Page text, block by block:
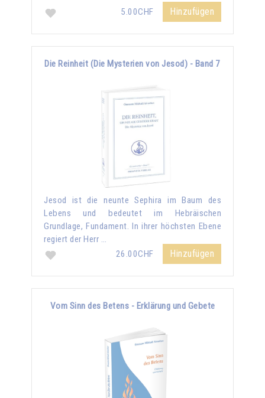
5.00CHF Hinzufügen
Die Reinheit (Die Mysterien von Jesod) - Band 7
Jesod ist die neunte Sephira im Baum des
Lebens und bedeutet im Hebräischen
Grundlage, Fundament. In ihrer höchsten Ebene
regiert der Herr …
26.00CHF
Hinzufügen
Vom Sinn des Betens - Erklärung und Gebete